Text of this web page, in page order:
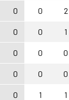
0 0 2
0 0 1
0 0 0
0 0 0
0 1 1